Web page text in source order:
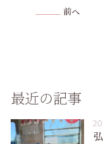
前へ
最近の記事